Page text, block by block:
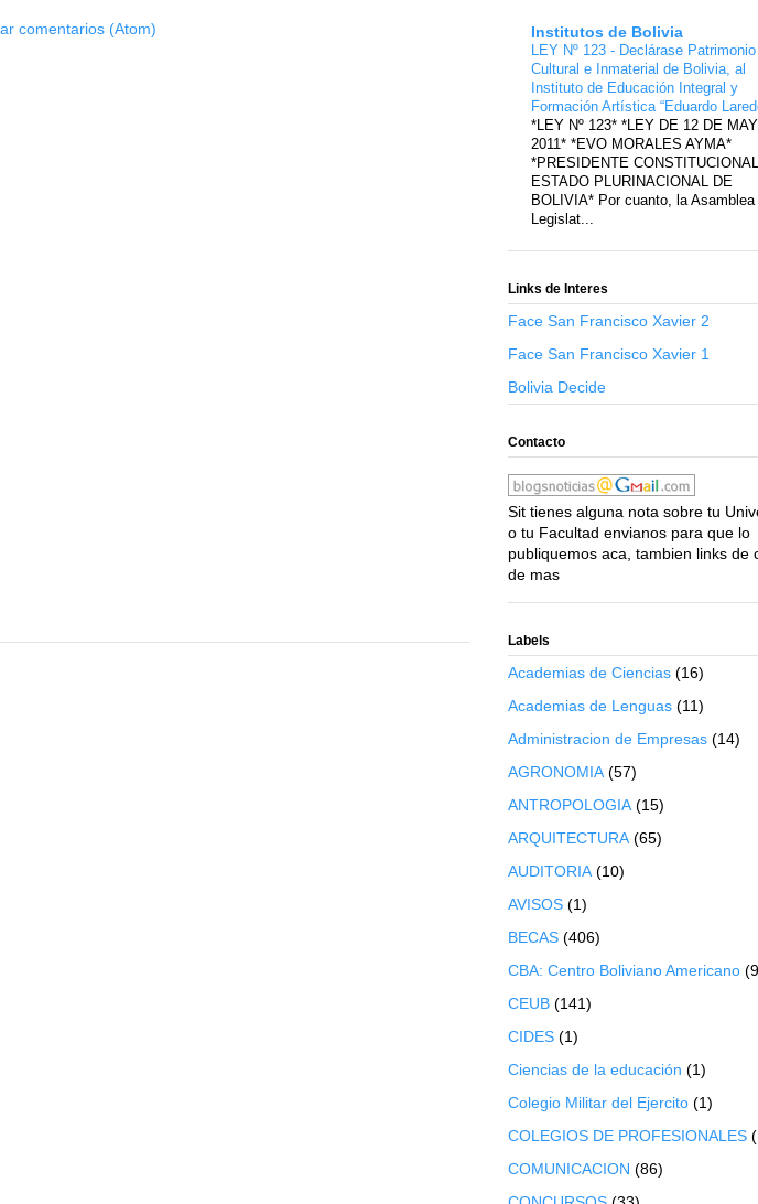
comentarios (Atom) Institutos de Bolivia
LEY Nº 123 - Declárase Patrimonio
Cultural e Inmaterial de Bolivia, al
Instituto de Educación Integral y
Formación Artística “Eduardo
*LEY Nº 123* *LEY DE 12 DE
2011* *EVO MORALES AYMA*
*PRESIDENTE
ESTADO PLURINACIONAL DE
BOLIVIA* Por cuanto, la Asamblea
Legislat...
Links de Interes
Face San Francisco Xavier 2
Face San Francisco Xavier 1
Bolivia Decide
Contacto
Sit tienes alguna nota sobre tu
o tu Facultad envianos para que lo
publiquemos aca, tambien links de
de mas
Labels
Academias de Ciencias (16)
Academias de Lenguas (11)
Administracion de Empresas (14)
AGRONOMIA (57)
ANTROPOLOGIA (15)
ARQUITECTURA (65)
AUDITORIA (10)
AVISOS (1)
BECAS (406)
CBA: Centro Boliviano Americano
CEUB (141)
CIDES (1)
Ciencias de la educación (1)
Colegio Militar del Ejercito (1)
COLEGIOS DE PROFESIONALES
COMUNICACION (86)